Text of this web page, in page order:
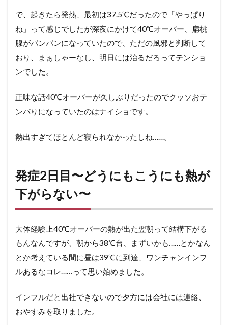
発症
6日
よう
やく
喉の
痛み
脱水
9
発症
7日
目〜
は咳
バ
い〜
10
日
目〜
で、起きたら発熱、最初は37.5℃だったので「やっぱり
ね」って感じでしたが深夜にかけて40℃オーバー、扁桃
腺がパンパンになっていたので、ただの風邪と判断して
おり、まぁしゃーなし、明日には治るだろってテンショ
ンでした。
正味な話40℃オーバーが久しぶりだったのでクッソおテ
ンパりになっていたのはナイショです。
熱出すぎてほとんど寝られなかったしね……。
発症2日目〜どうにもこうにも熱が
下がらない〜
大体経験上40℃オーバーの熱が出た翌朝って結構下がる
もんなんですが、朝から38℃台、まずいかも……とかなん
とか考えている間に昼は39℃に到達、ワンチャンインフ
ルあるなコレ……って思い始めました。
インフルだと出社できないので夕方には会社には連絡、
おやすみを取りました。